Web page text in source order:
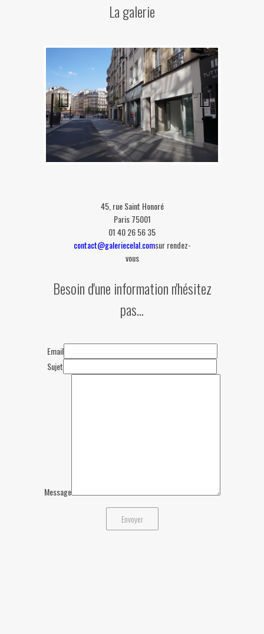
La galerie
45, rue Saint Honoré
Paris 75001
01 40 26 56 35
contact@galeriecelal.comsur rendez-
vous
Besoin d'une information n'hésitez
pas...
Email
Sujet
Message